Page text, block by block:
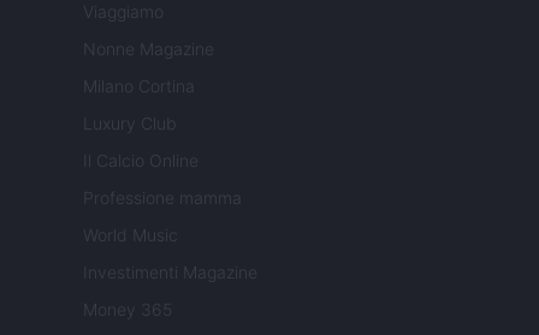
Viaggiamo
Nonne Magazine
Milano Cortina
Luxury Club
Il Calcio Online
Professione mamma
World Music
Investimenti Magazine
Money 365